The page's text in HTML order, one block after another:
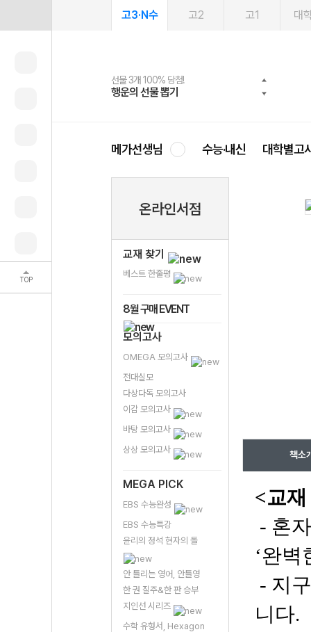
TOP
고3·N수 고2 고1 대
선물 3개 100% 당첨!
행운의 선물 뽑기
선물 100% 증정!
메가스터디 X 올리브
여름방학 스터디 캐시백
메가런 썸머스쿨
2027 러셀 단과
강사 공개선발
스마트러닝앱
설문 EVENT
메가패스
3일 무료 체험권
메가패스 수강생 무료혜택!
메가클럽 멤버십
사회공헌 캠페인
희망이룸 메가나눔
메가선생님 수능·내신 대학별고
온라인서점
교재 찾기
베스트 한줄평
8월 구매 EVENT
모의고사
OMEGA 모의고사
전대실모
다상다독 모의고사
이감 모의고사
바탕 모의고사
상상 모의고사
MEGA PICK
EBS 수능완성
EBS 수능특강
윤리의 정석 현자의 돌
안 틀리는 영어, 안틀영
한 권 질주&한 판 승부
지인선 시리즈
수학 유형서, Hexagon
책소
<교
- 혼
‘완벽
- 지
니다.